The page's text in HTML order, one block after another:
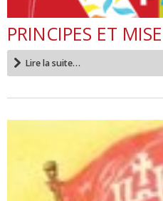
PRINCIPES ET
Lire la suite…